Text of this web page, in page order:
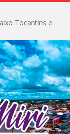
Igarapé-Miri conquista o melhor IDEB do Baixo Tocantins e avança na qualidade da educação pública